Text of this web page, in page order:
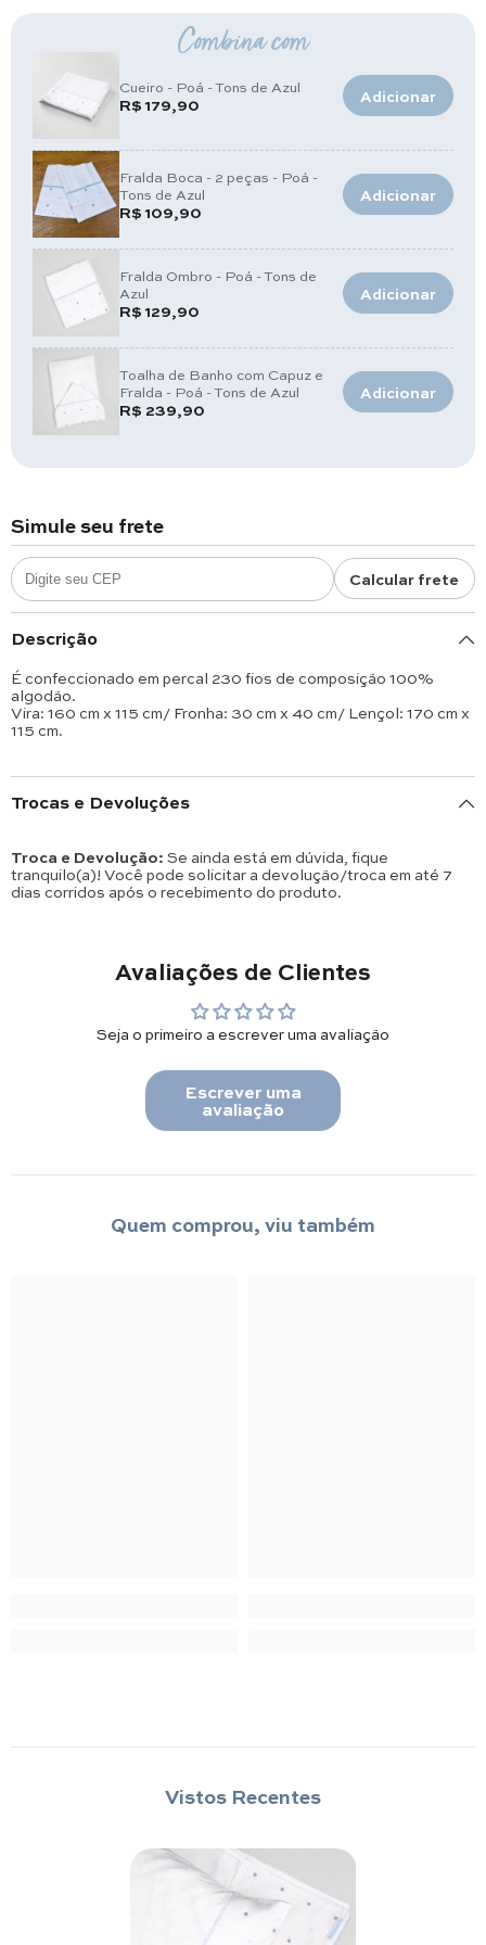
Combina com
Cueiro - Poá - Tons de Azul
R$ 179,90 Adicionar
Fralda Boca - 2 peças - Poá -
Tons de Azul
R$ 109,90
Adicionar
Fralda Ombro - Poá - Tons de
Azul
R$ 129,90
Adicionar
Toalha de Banho com Capuz e
Fralda - Poá - Tons de Azul
R$ 239,90
Adicionar
Simule seu frete
Calcular frete
Descrição
É confeccionado em percal 230 fios de composição 100%
algodão.
Vira: 160 cm x 115 cm/ Fronha: 30 cm x 40 cm/ Lençol: 170 cm x
115 cm.
Trocas e Devoluções
Troca e Devolução: Se ainda está em dúvida, fique
tranquilo(a)! Você pode solicitar a devolução/troca em até 7
dias corridos após o recebimento do produto.
Avaliações de Clientes
Seja o primeiro a escrever uma avaliação
Escrever uma
avaliação
Quem comprou, viu também
Vistos Recentes